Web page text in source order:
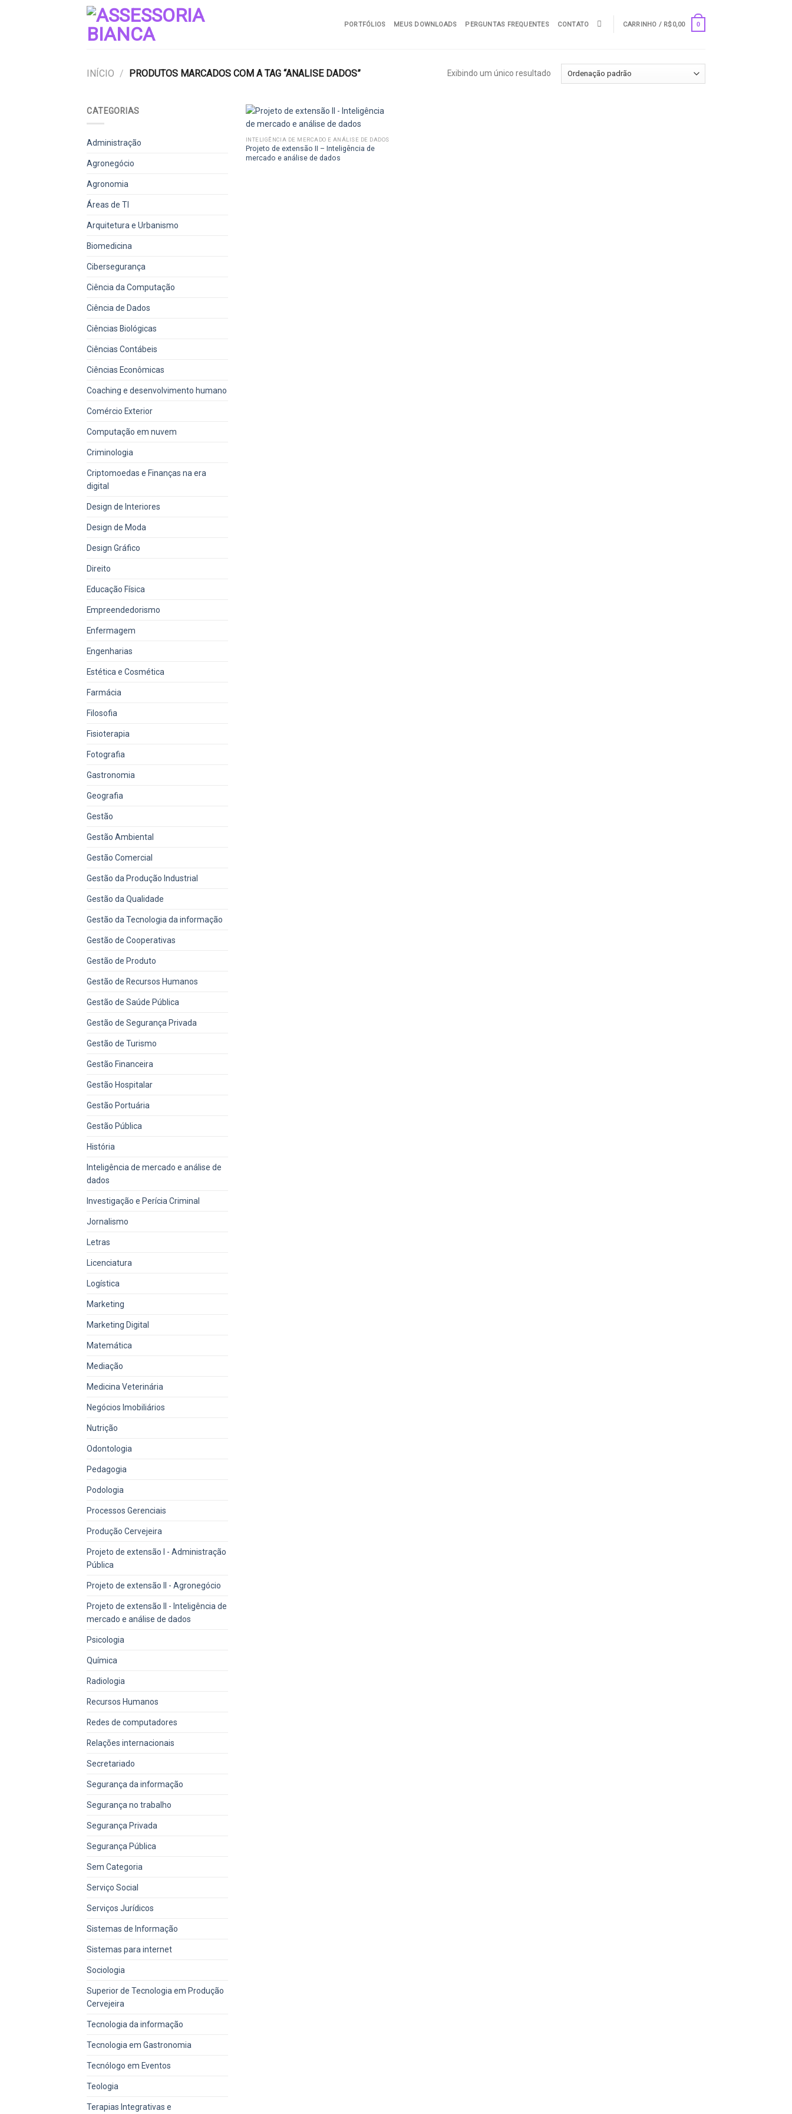
PORTFÓLIOS MEUS DOWNLOADS PERGUNTAS FREQUENTES CONTATO CARRINHO / R$0,00 0
INÍCIO / PRODUTOS MARCADOS COM A TAG “ANALISE DADOS” Exibindo um único resultado
CATEGORIAS
Administração
Agronegócio
Agronomia
Áreas de TI
Arquitetura e Urbanismo
Biomedicina
Cibersegurança
Ciência da Computação
Ciência de Dados
Ciências Biológicas
Ciências Contábeis
Ciências Econômicas
Coaching e desenvolvimento humano
Comércio Exterior
Computação em nuvem
Criminologia
Criptomoedas e Finanças na era
digital
Design de Interiores
Design de Moda
Design Gráfico
Direito
Educação Física
Empreendedorismo
Enfermagem
Engenharias
Estética e Cosmética
Farmácia
Filosofia
Fisioterapia
Fotografia
Gastronomia
Geografia
Gestão
Gestão Ambiental
Gestão Comercial
Gestão da Produção Industrial
Gestão da Qualidade
Gestão da Tecnologia da informação
Gestão de Cooperativas
Gestão de Produto
Gestão de Recursos Humanos
Gestão de Saúde Pública
Gestão de Segurança Privada
Gestão de Turismo
Gestão Financeira
Gestão Hospitalar
Gestão Portuária
Gestão Pública
História
Inteligência de mercado e análise de
dados
Investigação e Perícia Criminal
Jornalismo
Letras
Licenciatura
Logística
Marketing
Marketing Digital
Matemática
Mediação
Medicina Veterinária
Negócios Imobiliários
Nutrição
Odontologia
Pedagogia
Podologia
Processos Gerenciais
Produção Cervejeira
Projeto de extensão I - Administração
Pública
Projeto de extensão II - Agronegócio
Projeto de extensão II - Inteligência de
mercado e análise de dados
Psicologia
Química
Radiologia
Recursos Humanos
Redes de computadores
Relações internacionais
Secretariado
Segurança da informação
Segurança no trabalho
Segurança Privada
Segurança Pública
Sem Categoria
Serviço Social
Serviços Jurídicos
Sistemas de Informação
Sistemas para internet
Sociologia
Superior de Tecnologia em Produção
Cervejeira
Tecnologia da informação
Tecnologia em Gastronomia
Tecnólogo em Eventos
Teologia
Terapias Integrativas e
INTELIGÊNCIA DE MERCADO E ANÁLISE DE DADOS
Projeto de extensão II – Inteligência de
mercado e análise de dados